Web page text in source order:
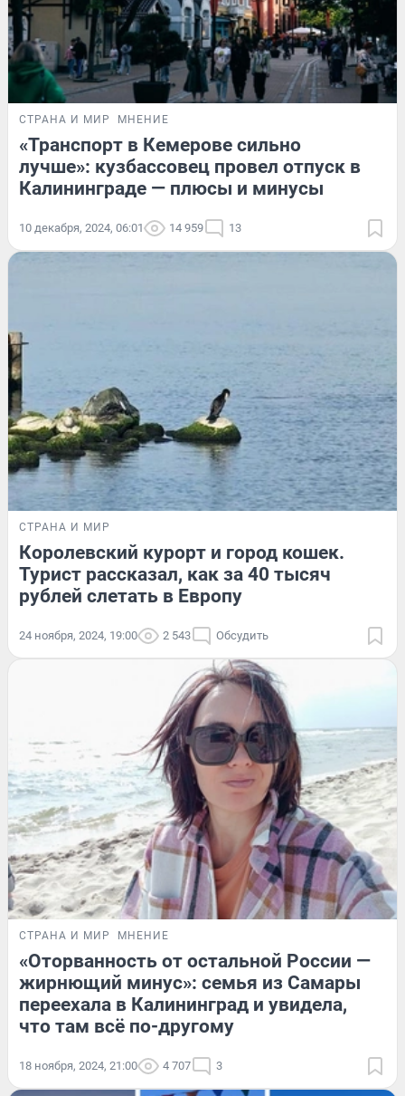
СТРАНА И МИР МНЕНИЕ
«Транспорт в Кемерове сильно
лучше»: кузбассовец провел отпуск в
Калининграде — плюсы и минусы
10 декабря, 2024, 06:01 14 959 13
СТРАНА И МИР
Королевский курорт и город кошек.
Турист рассказал, как за 40 тысяч
рублей слетать в Европу
24 ноября, 2024, 19:00 2 543 Обсудить
СТРАНА И МИР МНЕНИЕ
«Оторванность от остальной России —
жирнющий минус»: семья из Самары
переехала в Калининград и увидела,
что там всё по-другому
18 ноября, 2024, 21:00 4 707 3